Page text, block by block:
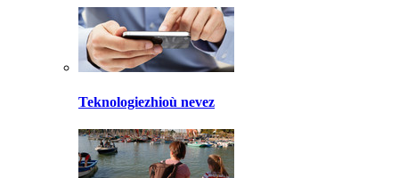
Teknologiezhioù nevez